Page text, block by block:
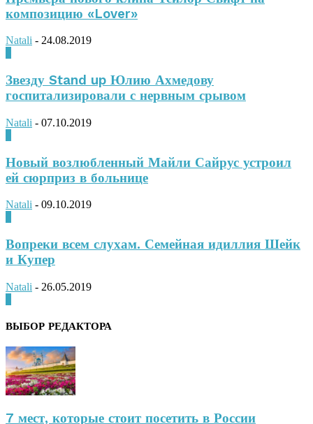
композицию «Lover»
Natali - 24.08.2019
Звезду Stand up Юлию Ахмедову
госпитализировали с нервным срывом
Natali - 07.10.2019
Новый возлюбленный Майли Сайрус устроил
ей сюрприз в больнице
Natali - 09.10.2019
Вопреки всем слухам. Семейная идиллия Шейк
и Купер
Natali - 26.05.2019
ВЫБОР РЕДАКТОРА
7 мест, которые стоит посетить в России